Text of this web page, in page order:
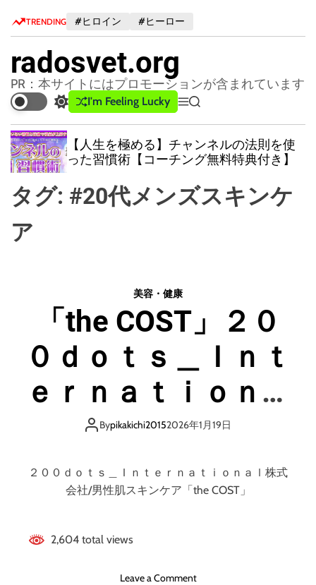
TRENDING #ヒロイン #ヒーロー
radosvet.org
PR：本サイトにはプロモーションが含まれています
S
w
i
t
c
c
o
I'm Feeling Lucky
M
e
u
S
e
r
c
【人生を極める】チャンネルの法則を使
った習慣術【コーチング無料特典付き】
タグ: #20代メンズスキンケ
ア
美容・健康
「the COST」２０
０ｄｏｔｓ＿Ｉｎｔ
ｅｒｎａｔｉｏｎａ
ｌ株式会社/男性肌
スキンケア
Bypikakichi20152026年1月19日
２００ｄｏｔｓ＿Ｉｎｔｅｒｎａｔｉｏｎａｌ株式
会社/男性肌スキンケア「the COST」
2,604 total views
Leave a Commento